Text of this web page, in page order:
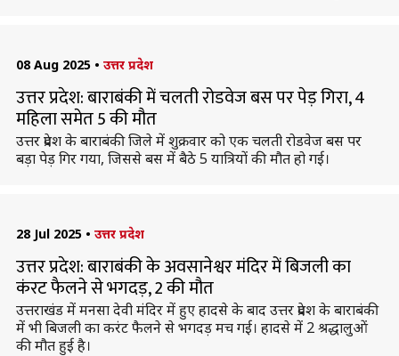
08 Aug 2025 • उत्तर प्रदेश
उत्तर प्रदेश: बाराबंकी में चलती रोडवेज बस पर पेड़ गिरा, 4
महिला समेत 5 की मौत
उत्तर प्रदेश के बाराबंकी जिले में शुक्रवार को एक चलती रोडवेज बस पर
बड़ा पेड़ गिर गया, जिससे बस में बैठे 5 यात्रियों की मौत हो गई।
28 Jul 2025 • उत्तर प्रदेश
उत्तर प्रदेश: बाराबंकी के अवसानेश्वर मंदिर में बिजली का
कंरट फैलने से भगदड़, 2 की मौत
उत्तराखंड में मनसा देवी मंदिर में हुए हादसे के बाद उत्तर प्रदेश के बाराबंकी
में भी बिजली का करंट फैलने से भगदड़ मच गई। हादसे में 2 श्रद्धालुओं
की मौत हुई है।